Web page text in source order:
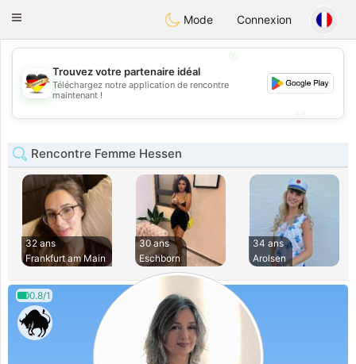
DeutschDating
Toggle
Mode Connexion
💖
💕
Trouvez votre partenaire idéal
Téléchargez notre application de rencontre
maintenant !
Rencontre Femme Hessen
32 ans
Frankfurt am Main
30 ans
Eschborn
34 ans
Arolsen
0.8/1